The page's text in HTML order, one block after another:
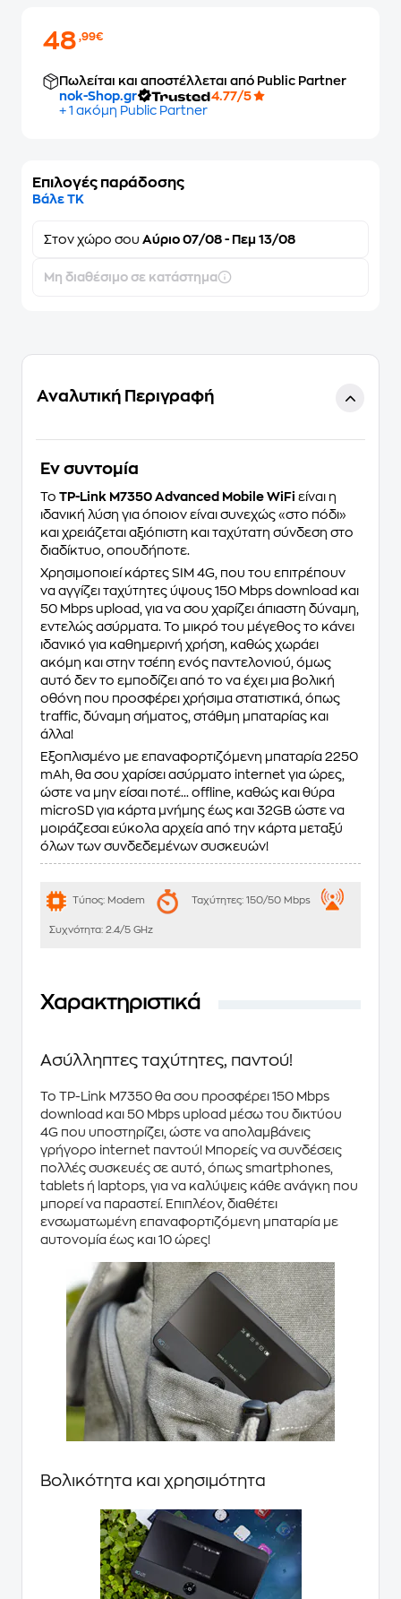
48,99€
Πωλείται και αποστέλλεται από Public Partner
nok-Shop.gr
4.77/5
+ 1 ακόμη Public Partner
Επιλογές παράδοσης
Βάλε ΤΚ
Στον χώρο σου Αύριο 07/08 - Πεμ 13/08
Μη διαθέσιμο σε κατάστημα
Αναλυτική Περιγραφή
Eν συντομία
Το TP-Link M7350 Advanced Mobile WiFi είναι η
ιδανική λύση για όποιον είναι συνεχώς «στο πόδι»
και χρειάζεται αξιόπιστη και ταχύτατη σύνδεση στο
διαδίκτυο, οπουδήποτε.
Χρησιμοποιεί κάρτες SIM 4G, που του επιτρέπουν
να αγγίζει ταχύτητες ύψους 150 Mbps download και
50 Mbps upload, για να σου χαρίζει άπιαστη δύναμη,
εντελώς ασύρματα. Το μικρό του μέγεθος το κάνει
ιδανικό για καθημερινή χρήση, καθώς χωράει
ακόμη και στην τσέπη ενός παντελονιού, όμως
αυτό δεν το εμποδίζει από το να έχει μια βολική
οθόνη που προσφέρει χρήσιμα στατιστικά, όπως
traffic, δύναμη σήματος, στάθμη μπαταρίας και
άλλα!
Εξοπλισμένο με επαναφορτιζόμενη μπαταρία 2250
mAh, θα σου χαρίσει ασύρματο internet για ώρες,
ώστε να μην είσαι ποτέ... offline, καθώς και θύρα
microSD για κάρτα μνήμης έως και 32GB ώστε να
μοιράζεσαι εύκολα αρχεία από την κάρτα μεταξύ
όλων των συνδεδεμένων συσκευών!
Τύπος: Modem Ταχύτητες: 150/50 Mbps
Συχνότητα: 2.4/5 GHz
Χαρακτηριστικά
Ασύλληπτες ταχύτητες, παντού!
Το TP-Link M7350 θα σου προσφέρει 150 Mbps
download και 50 Mbps upload μέσω του δικτύου
4G που υποστηρίζει, ώστε να απολαμβάνεις
γρήγορο internet παντού! Μπορείς να συνδέσεις
πολλές συσκευές σε αυτό, όπως smartphones,
tablets ή laptops, για να καλύψεις κάθε ανάγκη που
μπορεί να παραστεί. Επιπλέον, διαθέτει
ενσωματωμένη επαναφορτιζόμενη μπαταρία με
αυτονομία έως και 10 ώρες!
Βολικότητα και χρησιμότητα